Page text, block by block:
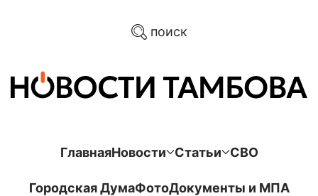
поиск
ГлавнаяНовости Статьи СВО
Городская ДумаФотоДокументы и МПА